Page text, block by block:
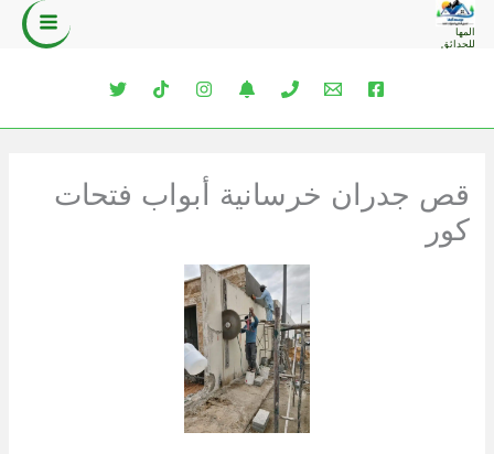
تخطي
إلى
المها
للحدائق
قص جدران خرسانية أبواب فتحات
كور